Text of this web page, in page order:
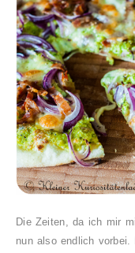
Die Zeiten, da ich mir
nun also endlich